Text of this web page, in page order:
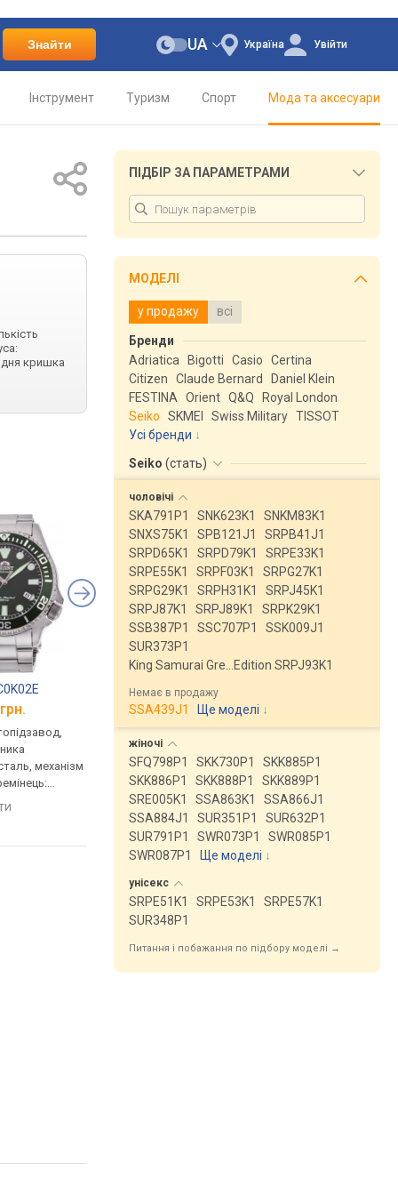
Знайти Україна
UA Увійти
Інструмент Туризм Спорт Мода та аксесуари
кришка
механізм
WR 200,
TISSOT T106.407.11.031.00
від 20 370 грн.
корпус годинника
нержавіюча сталь, механізм
з каменями, прозора задня
кришка, ремінець: браслет
сталь, WR 100, Швейцарія
порівняти
нержавіюча сталь,
з каменями, прозора
кришка, ремінець:
сталь, WR 30,
порівняти
ПІДБІР ЗА ПАРАМЕТРАМИ
МОДЕЛІ
у продажу всі
Бренди
Adriatica
Bigotti Casio
Certina
Citizen
Claude Bernard
Daniel Klein
FESTINA
Orient Q&Q
Royal London
Seiko
SKMEI Swiss Military TISSOT
Усі бренди
Seiko (стать)
чоловічі
SKA791P1 SNK623K1
SNKM83K1
SNXS75K1
SPB121J1
SRPB41J1
SRPD65K1
SRPD79K1
SRPE33K1
SRPE55K1
SRPF03K1
SRPG27K1
SRPG29K1
SRPH31K1
SRPJ45K1
SRPJ87K1
SRPJ89K1
SRPK29K1
SSB387P1
SSC707P1
SSK009J1
SUR373P1
King Samurai Gre…Edition SRPJ93K1
Немає в продажу
SSA439J1 Ще моделі ↓
жіночі
SFQ798P1 SKK730P1
SKK885P1
SKK886P1
SKK888P1
SKK889P1
SRE005K1
SSA863K1
SSA866J1
SSA884J1
SUR351P1
SUR632P1
SUR791P1
SWR073P1
SWR085P1
SWR087P1
Ще моделі ↓
унісекс
SRPE51K1 SRPE53K1
SRPE57K1
SUR348P1
Питання і побажання по підбору моделі →